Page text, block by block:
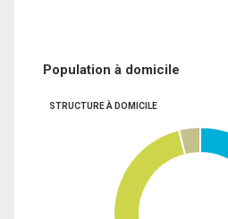
Population à domicile
STRUCTURE À DOMICILE